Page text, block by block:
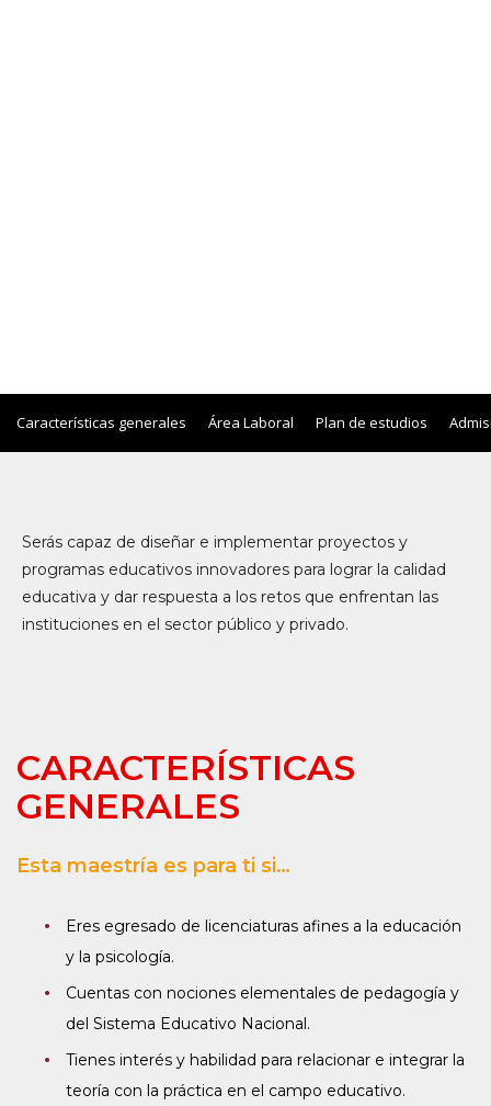
Características generales Área Laboral Plan de estudios
Serás capaz de diseñar e implementar proyectos y
programas educativos innovadores para lograr la calidad
educativa y dar respuesta a los retos que enfrentan las
instituciones en el sector público y privado.
CARACTERÍSTICAS
GENERALES
Esta maestría es para ti si…
Eres egresado de licenciaturas afines a la educación
y la psicología.
Cuentas con nociones elementales de pedagogía y
del Sistema Educativo Nacional.
Tienes interés y habilidad para relacionar e integrar la
teoría con la práctica en el campo educativo.